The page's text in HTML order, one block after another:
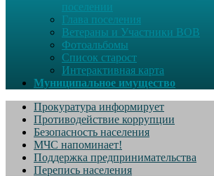
поселении
Глава поселения
Ветераны и Участники ВОВ
Фотоальбомы
Список старост
Интерактивная карта
Муниципальное имущество
Прокуратура информирует
Противодействие коррупции
Безопасность населения
МЧС напоминает!
Поддержка предпринимательства
Перепись населения